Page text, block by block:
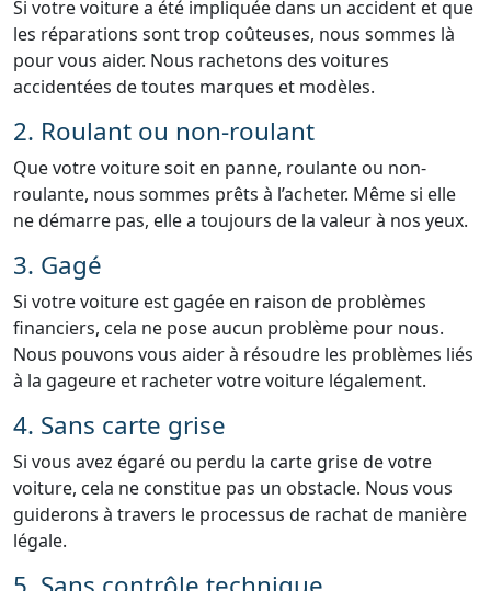
Si votre voiture a été impliquée dans un accident et que
les réparations sont trop coûteuses, nous sommes là
pour vous aider. Nous rachetons des voitures
accidentées de toutes marques et modèles.
2. Roulant ou non-roulant
Que votre voiture soit en panne, roulante ou non-
roulante, nous sommes prêts à l’acheter. Même si elle
ne démarre pas, elle a toujours de la valeur à nos yeux.
3. Gagé
Si votre voiture est gagée en raison de problèmes
financiers, cela ne pose aucun problème pour nous.
Nous pouvons vous aider à résoudre les problèmes liés
à la gageure et racheter votre voiture légalement.
4. Sans carte grise
Si vous avez égaré ou perdu la carte grise de votre
voiture, cela ne constitue pas un obstacle. Nous vous
guiderons à travers le processus de rachat de manière
légale.